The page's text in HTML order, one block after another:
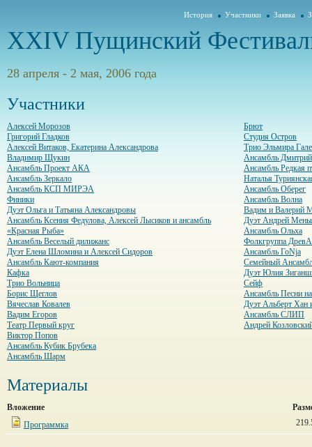
История Участники Заявка
XXIV Пущинский
28 апреля - 2 мая, 2006 года
Участники
Алексей Морозов
Григорий Гладков
Алексей Витаков, Екатерина Александрова
Владимир Щукин
Ансамбль Проект АКА
Ансамбль Зеркало
Ансамбль КСП МИРЭА
Финики
Дуэт Ольга и Татьяна Александровы
Ансамбль Ксения Федулова, Алексей Лысиков и ансамбль
«Красная Рыба»
Ансамбль Веселый дилижанс
Дуэт Елена Шломина и Алексей Сидоров
Ансамбль Кают-компания
Кафка
Трио Вольница
Борис Щеглов
Вячеслав Ковалев
Вадим Егоров
Театр Первый круг
Виктор Попов
Ансамбль Кубик Брубека
Ансамбль Шарм
Брют
Студия Остров
Трио Эльмира
Ансамбль
Ансамбль Редкая
Наталья
Ансамбль Оберег
Ансамбль Волна
Вадим и Валерий
Дуэт Андрей
Ансамбль Ольха
Фолкгруппа ДревА
Ансамбль ГоNja
Семейный
Дуэт Юлия
Сейф
Ансамбль Песни
Дуэт Альберт Хан
Ансамбль СЛИП
Андрей
Материалы
Вложение
Программка